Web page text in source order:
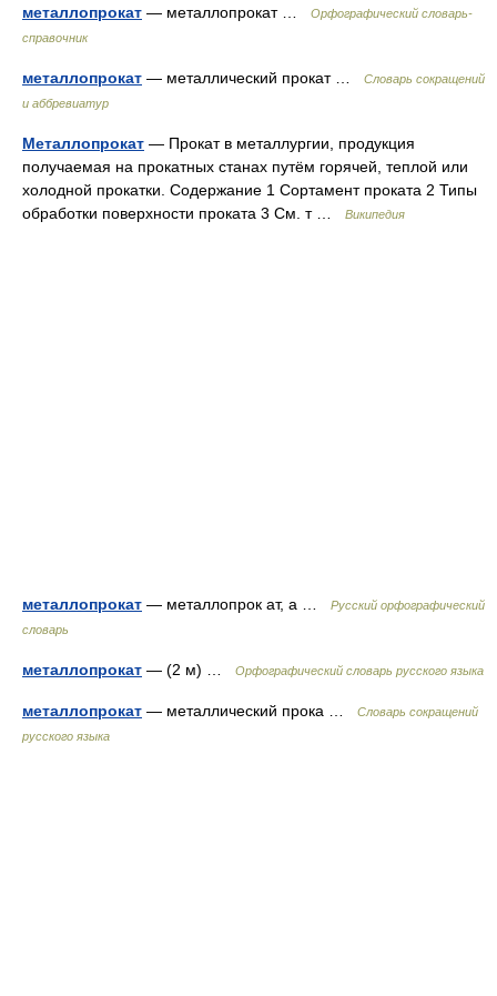
металлопрокат — металлопрокат …
Орфографический словарь-
справочник
металлопрокат — металлический прокат …
Словарь сокращений
и аббревиатур
Металлопрокат — Прокат в металлургии, продукция
получаемая на прокатных станах путём горячей, теплой или
холодной прокатки. Содержание 1 Сортамент проката 2 Типы
обработки поверхности проката 3 См. т …
Википедия
металлопрокат — металлопрок ат, а …
Русский орфографический
словарь
металлопрокат — (2 м) … Орфографический словарь русского языка
металлопрокат — металлический прока …
Словарь сокращений
русского языка